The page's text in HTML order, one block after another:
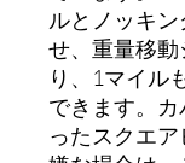
ルとノッキ
せ、重量移動
り、1マイル
できます。
ったスクエ